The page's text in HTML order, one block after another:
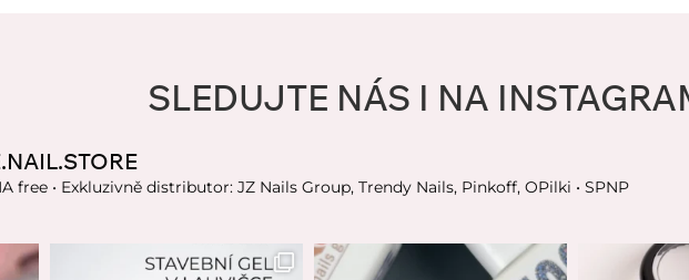
SLEDUJTE NÁS I NA
free • Exkluzivně distributor: JZ Nails Group, Trendy Nails, Pinkoff, OPilki • SPNP